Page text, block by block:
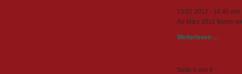
13.01.2012 - 16:45 von
Ab März 2012 finden
Weiterlesen …
Seite 4 von 4